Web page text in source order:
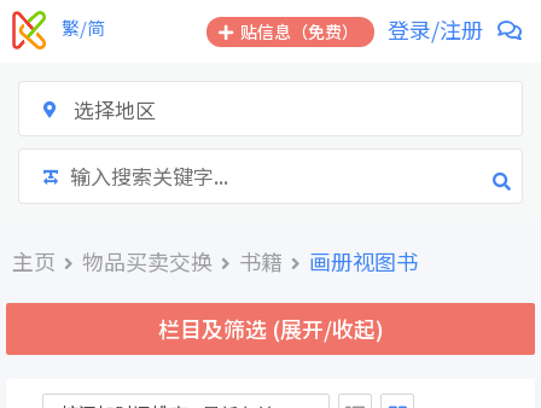
跳
到
贴信息（免费） 登录/注册
繁/简
选择地区
主页 物品买卖交换 书籍 画册视图书
栏目及筛选 (展开/收起)